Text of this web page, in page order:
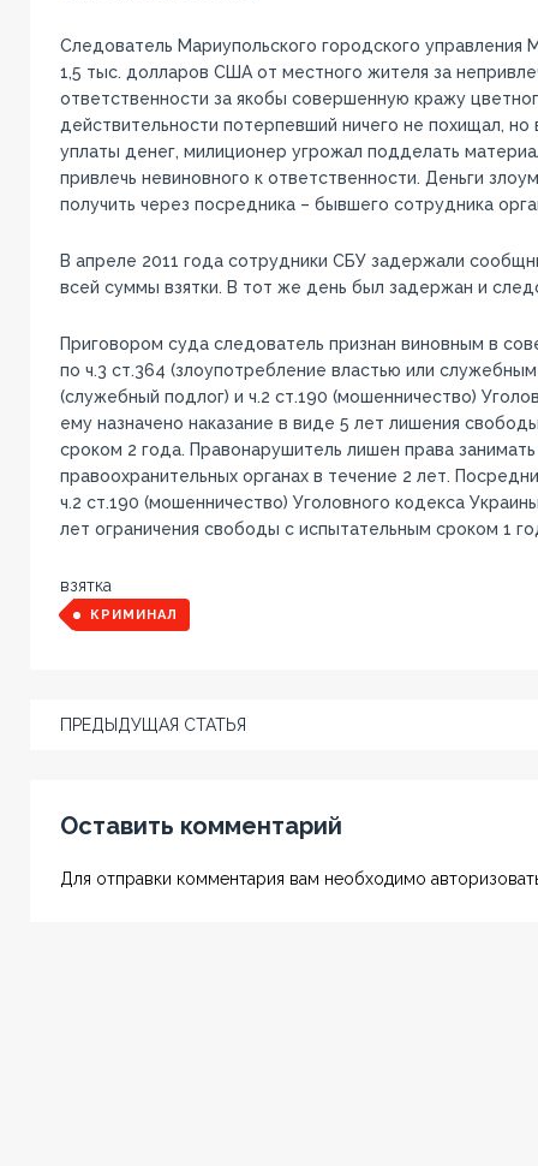
Следователь Мариупольского городского управления
1,5 тыс. долларов США от местного жителя за
ответственности за якобы совершенную кражу
действительности потерпевший ничего не похищал, но
уплаты денег, милиционер угрожал подделать
привлечь невиновного к ответственности. Деньги
получить через посредника – бывшего сотрудника
В апреле 2011 года сотрудники СБУ задержали
всей суммы взятки. В тот же день был задержан и
Приговором суда следователь признан виновным в
по ч.3 ст.364 (злоупотребление властью или
(служебный подлог) и ч.2 ст.190 (мошенничество)
ему назначено наказание в виде 5 лет лишения
сроком 2 года. Правонарушитель лишен права
правоохранительных органах в течение 2 лет.
ч.2 ст.190 (мошенничество) Уголовного кодекса
лет ограничения свободы с испытательным сроком 1
взятка
КРИМИНАЛ
ПРЕДЫДУЩАЯ СТАТЬЯ
Оставить комментарий
Для отправки комментария вам необходимо